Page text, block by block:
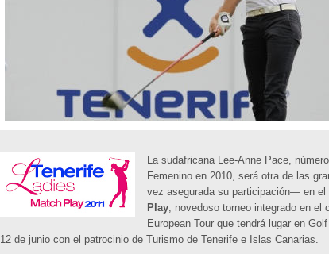
La sudafricana Lee-Anne Pace,
Femenino en 2010, será otra de las
vez asegurada su participación— en el
Play, novedoso torneo integrado en el
European Tour que tendrá lugar en
12 de junio con el patrocinio de Turismo de Tenerife e Islas Canarias.